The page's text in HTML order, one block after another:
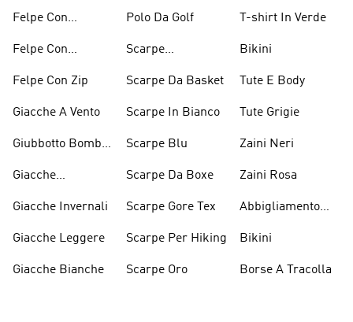
Felpe Con
Felpe Con
Felpe Con Zip
Giacche A Vento
Giubbotto Bomber
Imbottiti
Giacche
Giacche Invernali
Giacche Leggere
Giacche Bianche
Polo Da Golf
Scarpe
Scarpe Da Basket
Scarpe In Bianco
Scarpe Blu
Scarpe Da Boxe
Scarpe Gore Tex
Scarpe Per Hiking
Scarpe Oro
T-shirt In Verde
Bikini
Tute E Body
Tute Grigie
Zaini Neri
Zaini Rosa
Abbigliamento
Bikini
Borse A Tracolla